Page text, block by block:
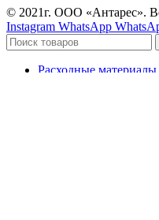
© 2021г. ООО «Антарес».
Instagram WhatsApp
Расходные